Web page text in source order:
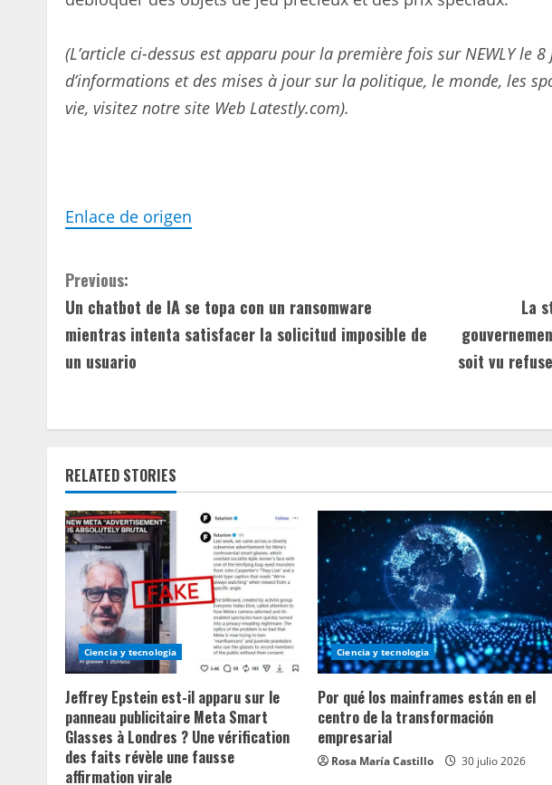
(L’article ci-dessus est apparu pour la première fois sur NEWLY le
d’informations et des mises à jour sur la politique, le monde, les
vie, visitez notre site Web Latestly.com).
Enlace de origen
C
o
n
i
n
u
e
R
e
a
d
i
Previous:
Un chatbot de IA se topa con un ransomware
mientras intenta satisfacer la solicitud imposible de
un usuario
La
soit vu
RELATED STORIES
Ciencia y tecnologia
Jeffrey Epstein est-il apparu sur le
panneau publicitaire Meta Smart
Glasses à Londres ? Une vérification
des faits révèle une fausse
affirmation virale
Ciencia y tecnologia
Por qué los mainframes están en el
centro de la transformación
empresarial
Rosa María Castillo 30 julio 2026